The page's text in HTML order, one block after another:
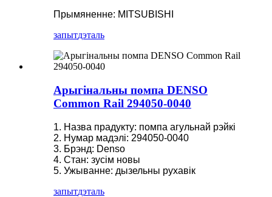
Прымяненне: MITSUBISHI
запытдэталь
Арыгінальны помпа DENSO
Common Rail 294050-0040
1. Назва прадукту: помпа агульнай рэйкі
2. Нумар мадэлі: 294050-0040
3. Брэнд: Denso
4. Стан: зусім новы
5. Ужыванне: дызельны рухавік
запытдэталь